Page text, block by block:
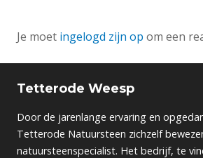
Je moet ingelogd zijn op om een
Tetterode Weesp
Door de jarenlange ervaring en
Tetterode Natuursteen zichzelf
natuursteenspecialist. Het bedrijf, te